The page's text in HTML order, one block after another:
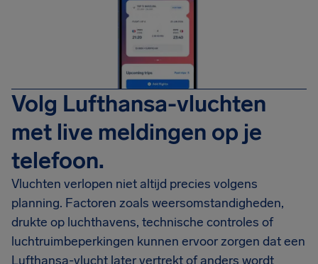
Volg Lufthansa-vluchten
met live meldingen op je
telefoon.
Vluchten verlopen niet altijd precies volgens
planning. Factoren zoals weersomstandigheden,
drukte op luchthavens, technische controles of
luchtruimbeperkingen kunnen ervoor zorgen dat een
Lufthansa-vlucht later vertrekt of anders wordt